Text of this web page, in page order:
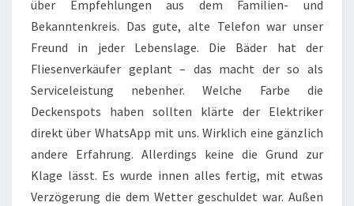
über Empfehlungen aus dem Familien- und
Bekanntenkreis. Das gute, alte Telefon war unser
Freund in jeder Lebenslage. Die Bäder hat der
Fliesenverkäufer geplant – das macht der so als
Serviceleistung nebenher. Welche Farbe die
Deckenspots haben sollten klärte der Elektriker
direkt über WhatsApp mit uns. Wirklich eine gänzlich
andere Erfahrung. Allerdings keine die Grund zur
Klage lässt. Es wurde innen alles fertig, mit etwas
Verzögerung die dem Wetter geschuldet war. Außen